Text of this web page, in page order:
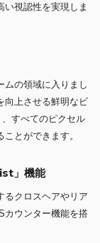
い視認性を実現しま
ムの領域に入りまし
向上させる鮮明なビ
すべてのピクセル
とができます。
」機能
るクロスヘアやリア
カウンター機能を搭